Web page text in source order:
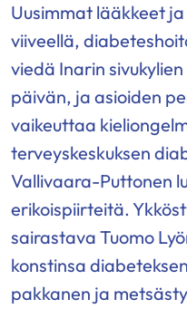
Uusimmat lääkkeet
viiveellä,
viedä Inarin
päivän, ja asioiden
vaikeuttaa
terveyskeskuksen
Vallivaara-Puttonen
erikoispiirteitä.
sairastava Tuomo
konstinsa
pakkanen ja